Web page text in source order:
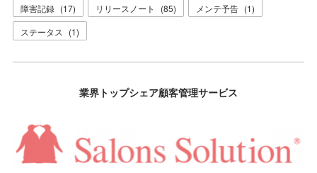
障害記録 (17) リリースノート (85) メンテ予告 (1)
ステータス (1)
業界トップシェア顧客管理サービス